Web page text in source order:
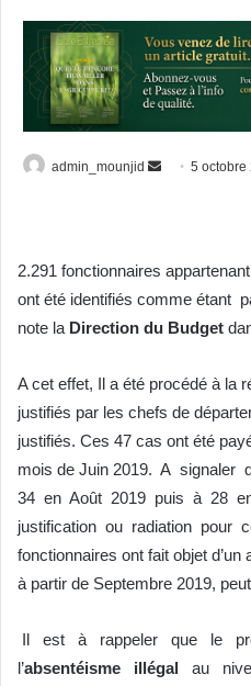
admin_mounjid
Envoyer5 octobre
2.291 fonctionnaires
ont été identifiés comme étant
note la Direction du Budget
A cet effet, Il a été procédé à la
justifiés par les chefs de
justifiés. Ces 47 cas ont été
mois de Juin 2019. A
34 en Août 2019 puis à 28
justification ou radiation pour
fonctionnaires ont fait objet
à partir de Septembre 2019,
Il est à rappeler que le
l’absentéisme illégal
au